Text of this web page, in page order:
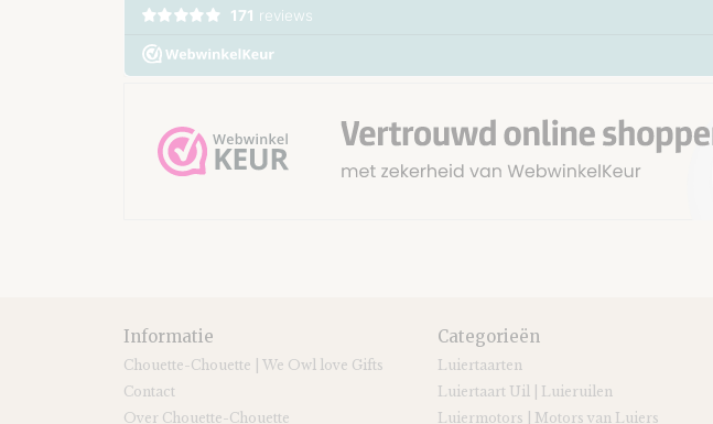
Informatie
Chouette-Chouette | We Owl love Gifts
Contact
Over Chouette-Chouette
Categorieën
Luiertaarten
Luiertaart Uil | Luieruilen
Luiermotors | Motors van Luiers